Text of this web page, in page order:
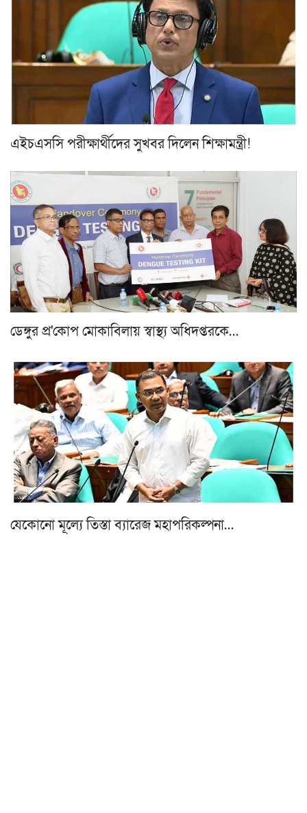
এইচএসসি পরীক্ষার্থীদের সুখবর দিলেন শিক্ষামন্ত্রী!
ডেঙ্গুর প্র'কোপ মোকাবিলায় স্বাস্থ্য অধিদপ্তরকে…
যেকোনো মূল্যে তিস্তা ব্যারেজ মহাপরিকল্পনা…